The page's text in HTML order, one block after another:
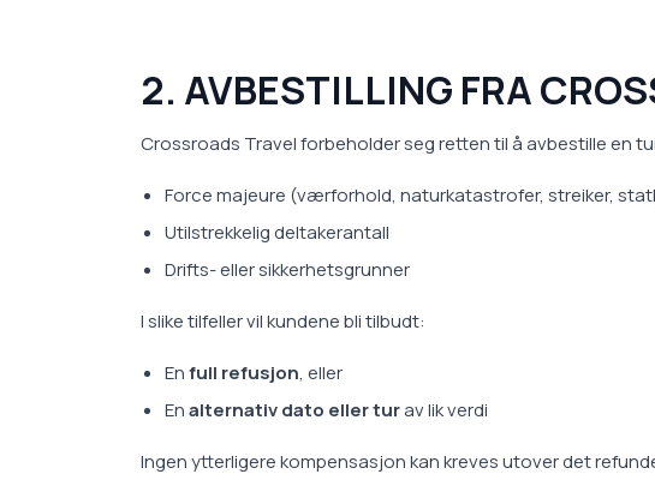
2. AVBESTILLING FRA
Crossroads Travel forbeholder seg retten til å avbestille en
Force majeure (værforhold, naturkatastrofer, streiker,
Utilstrekkelig deltakerantall
Drifts- eller sikkerhetsgrunner
I slike tilfeller vil kundene bli tilbudt:
Enfull refusjon, eller
Enalternativ dato eller turav lik verdi
Ingen ytterligere kompensasjon kan kreves utover det